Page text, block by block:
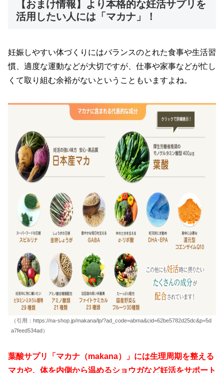
【おまけ情報】より本格的な妊活サプリを
活用したい人には「マカナ」！
妊娠しやすい体づくりにはバランスのとれた食事や生活習
慣、適度な運動などが大切ですが、仕事や家事などが忙し
くて取り組む余裕がないということもいますよね。
（引用：https://na-shop.jp/makana/lp/?ad_code=abma&cid=62be5782d25dc&p=5d
a7feed534ad）
葉酸サプリ「マカナ（makana）」には生理周期を整える
マカや、体を内側から温めるショウガなど妊活をサポート